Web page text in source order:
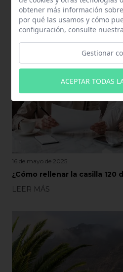
16 de mayo de 2025
¿Cómo rellenar la casilla 120
LEER MÁS
obtener más información
por qué las usamos y cómo
configuración, consulte nuestra
Gestionar
ACEPTAR TODAS